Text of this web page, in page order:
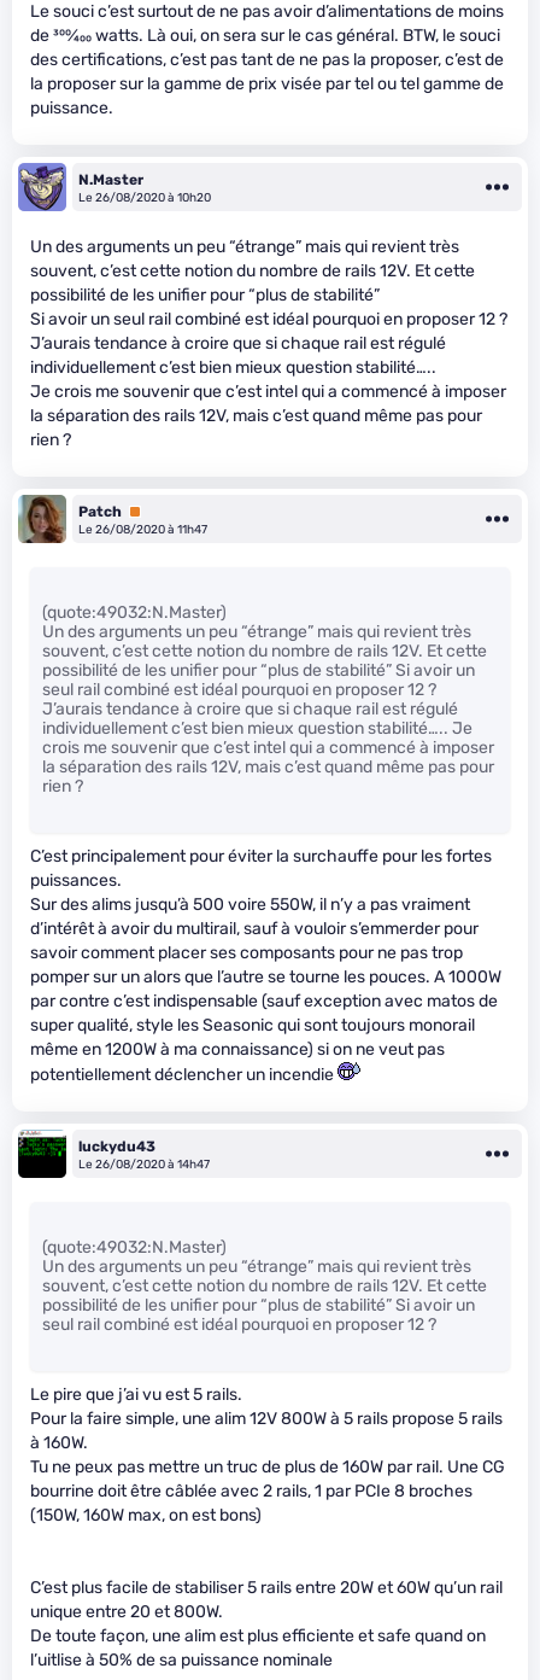
Le souci c’est surtout de ne pas avoir d’alimentations de moins
de300⁄400watts. Là oui, on sera sur le cas général. BTW, le souci
des certifications, c’est pas tant de ne pas la proposer, c’est de
la proposer sur la gamme de prix visée par tel ou tel gamme de
puissance.
N.Master
Le 26/08/2020 à 10h20
Un des arguments un peu “étrange” mais qui revient très
souvent, c’est cette notion du nombre de rails 12V. Et cette
possibilité de les unifier pour “plus de stabilité”
Si avoir un seul rail combiné est idéal pourquoi en proposer 12 ?
J’aurais tendance à croire que si chaque rail est régulé
individuellement c’est bien mieux question stabilité…..
Je crois me souvenir que c’est intel qui a commencé à imposer
la séparation des rails 12V, mais c’est quand même pas pour
rien ?
Patch Premium
Le 26/08/2020 à 11h47
(quote:49032:N.Master)
Un des arguments un peu “étrange” mais qui revient très
souvent, c’est cette notion du nombre de rails 12V. Et cette
possibilité de les unifier pour “plus de stabilité” Si avoir un
seul rail combiné est idéal pourquoi en proposer 12 ?
J’aurais tendance à croire que si chaque rail est régulé
individuellement c’est bien mieux question stabilité….. Je
crois me souvenir que c’est intel qui a commencé à imposer
la séparation des rails 12V, mais c’est quand même pas pour
rien ?
C’est principalement pour éviter la surchauffe pour les fortes
puissances.
Sur des alims jusqu’à 500 voire 550W, il n’y a pas vraiment
d’intérêt à avoir du multirail, sauf à vouloir s’emmerder pour
savoir comment placer ses composants pour ne pas trop
pomper sur un alors que l’autre se tourne les pouces. A 1000W
par contre c’est indispensable (sauf exception avec matos de
super qualité, style les Seasonic qui sont toujours monorail
même en 1200W à ma connaissance) si on ne veut pas
potentiellement déclencher un incendie
luckydu43
Le 26/08/2020 à 14h47
(quote:49032:N.Master)
Un des arguments un peu “étrange” mais qui revient très
souvent, c’est cette notion du nombre de rails 12V. Et cette
possibilité de les unifier pour “plus de stabilité” Si avoir un
seul rail combiné est idéal pourquoi en proposer 12 ?
Le pire que j’ai vu est 5 rails.
Pour la faire simple, une alim 12V 800W à 5 rails propose 5 rails
à 160W.
Tu ne peux pas mettre un truc de plus de 160W par rail. Une CG
bourrine doit être câblée avec 2 rails, 1 par PCIe 8 broches
(150W, 160W max, on est bons)
C’est plus facile de stabiliser 5 rails entre 20W et 60W qu’un rail
unique entre 20 et 800W.
De toute façon, une alim est plus efficiente et safe quand on
l’uitlise à 50% de sa puissance nominale